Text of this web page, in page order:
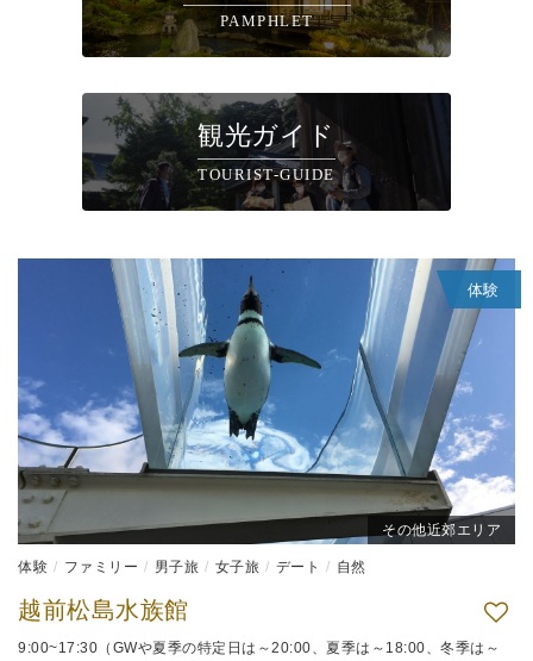
PAMPHLET
観光ガイド
TOURIST-GUIDE
体験
その他近郊エリア
体験 ファミリー 男子旅 女子旅 デート 自然
越前松島水族館
9:00~17:30（GWや夏季の特定日は～20:00、夏季は～18:00、冬季は～